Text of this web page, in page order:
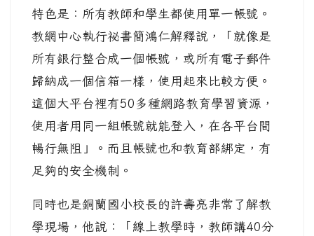
特色是：所有教師和學生都使用單一帳號。
教網中心執行祕書簡鴻仁解釋說，「就像是
所有銀行整合成一個帳號，或所有電子郵件
歸納成一個信箱一樣，使用起來比較方便。
這個大平台裡有50多種網路教育學習資源，
使用者用同一組帳號就能登入，在各平台間
暢行無阻」。而且帳號也和教育部綁定，有
足夠的安全機制。
同時也是銅蘭國小校長的許壽亮非常了解教
學現場，他說：「線上教學時，教師講40分